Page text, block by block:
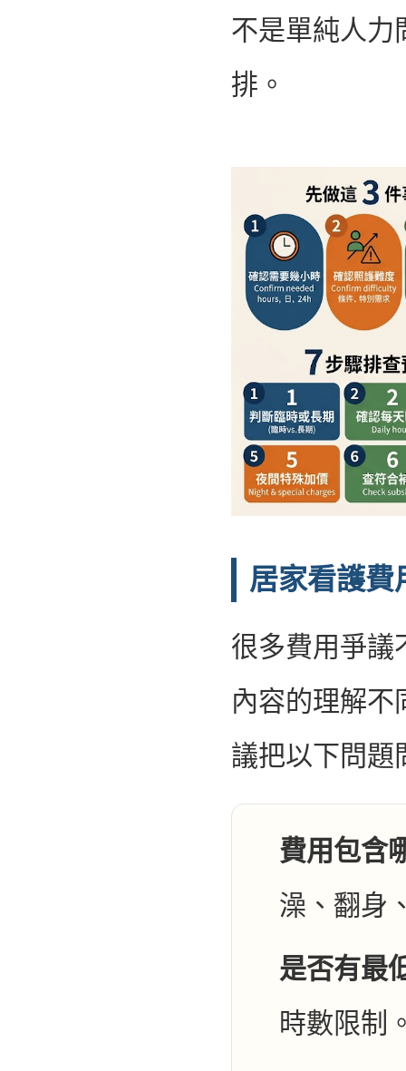
不是單純人力
排。
居家看護費
很多費用爭議
內容的理解不
議把以下問題
費用包含
澡、翻身
是否有最
時數限制